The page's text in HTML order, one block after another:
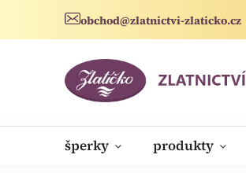
obchod@zlatnictvi-zlaticko.cz
šperky produkty